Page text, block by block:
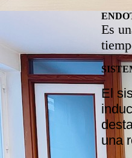
Es
El
una